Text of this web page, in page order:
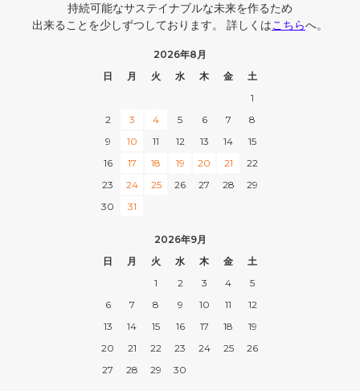
持続可能なサステイナブルな未来を作るため
出来ることを少しずつしております。 詳しくはこちらへ。
2026年8月
日
月 火 水 木 金
土
1
2
3 4 5 6 7
8
9
10 11 12 13 14
15
16
17 18 19 20 21
22
23
24 25 26 27 28
29
30
31
2026年9月
日
月 火 水 木 金
土
1
2 3 4
5
6
7 8 9 10 11
12
13
14 15 16 17 18
19
20
21 22 23 24 25
26
27
28 29 30